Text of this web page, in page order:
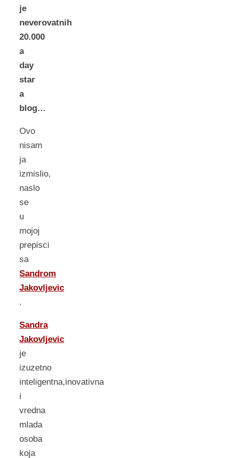
je
neverovatnih
20.000
a
day
star
a
blog…
Ovo
nisam
ja
izmislio,
naslo
se
u
mojoj
prepisci
sa
Sandrom
Jakovljevic
.
Sandra
Jakovljevic
je
izuzetno
inteligentna,inovativna
i
vredna
mlada
osoba
koja